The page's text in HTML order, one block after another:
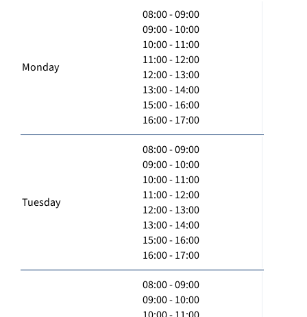
Monday
08:00 - 09:00
09:00 - 10:00
10:00 - 11:00
11:00 - 12:00
12:00 - 13:00
13:00 - 14:00
15:00 - 16:00
16:00 - 17:00
Tuesday
08:00 - 09:00
09:00 - 10:00
10:00 - 11:00
11:00 - 12:00
12:00 - 13:00
13:00 - 14:00
15:00 - 16:00
16:00 - 17:00
08:00 - 09:00
09:00 - 10:00